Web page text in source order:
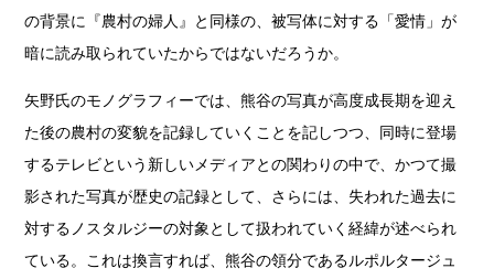
の背景に『農村の婦人』と同様の、被写体に対する「愛情」が
暗に読み取られていたからではないだろうか。
矢野氏のモノグラフィーでは、熊谷の写真が高度成長期を迎え
た後の農村の変貌を記録していくことを記しつつ、同時に登場
するテレビという新しいメディアとの関わりの中で、かつて撮
影された写真が歴史の記録として、さらには、失われた過去に
対するノスタルジーの対象として扱われていく経緯が述べられ
ている。これは換言すれば、熊谷の領分であるルポルタージュ